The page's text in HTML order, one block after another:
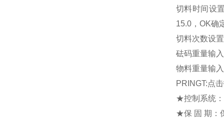
切料时间设
15.0，OK确
切料次数设
砝码重量输
物料重量输
PRINGT:点
★控制系统：
★保 固 期 ：